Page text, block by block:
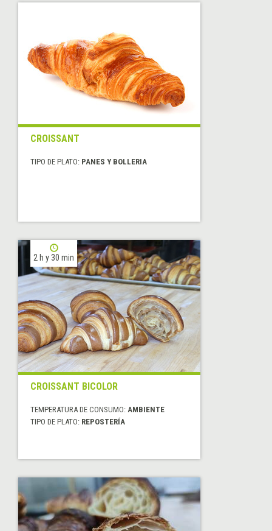
CROISSANT
TIPO DE PLATO: PANES Y BOLLERIA
2 h y 30 min
CROISSANT BICOLOR
TEMPERATURA DE CONSUMO: AMBIENTE
TIPO DE PLATO: REPOSTERÍA